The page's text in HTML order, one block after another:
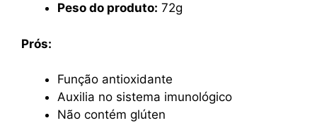
Peso do produto: 72g
Prós:
Função antioxidante
Auxilia no sistema imunológico
Não contém glúten